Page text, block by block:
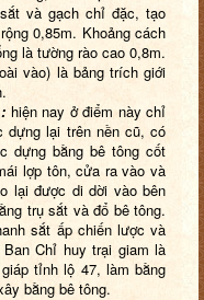
và gạch chỉ đặc, tạo
0,85m. Khoảng cách
là tường rào cao 0,8m.
vào) là bảng trích giới
: hiện nay ở điểm này chỉ
dựng lại trên nền cũ, có
dựng bằng bê tông cốt
lợp tôn, cửa ra vào và
lại được di dời vào bên
trụ sắt và đổ bê tông.
sắt ấp chiến lược và
Chỉ huy trại giam là
tỉnh lộ 47, làm bằng
bằng bê tông.